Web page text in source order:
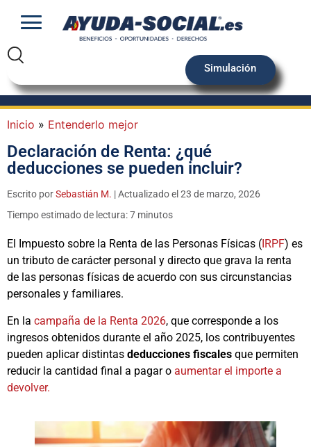
Simulación
Inicio » Entenderlo mejor
Declaración de Renta: ¿qué
deducciones se pueden incluir?
Escrito porSebastián M. | Actualizado el 23 de marzo, 2026
Tiempo estimado de lectura: 7 minutos
El Impuesto sobre la Renta de las Personas Físicas (IRPF) es
un tributo de carácter personal y directo que grava la renta
de las personas físicas de acuerdo con sus circunstancias
personales y familiares.
En la campaña de la Renta 2026, que corresponde a los
ingresos obtenidos durante el año 2025, los contribuyentes
pueden aplicar distintas deducciones fiscales que permiten
reducir la cantidad final a pagar o aumentar el importe a
devolver.